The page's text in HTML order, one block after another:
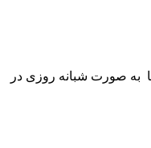
به‌ صورت شبانه روزی در